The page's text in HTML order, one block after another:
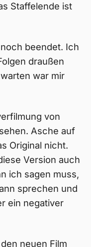
Staffelende ist
noch beendet. Ich
draußen
war mir
von
Asche auf
Original nicht.
Version auch
ich sagen muss,
sprechen und
ein negativer
neuen Film